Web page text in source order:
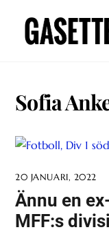
content
Sofia
20 JANUARI, 2022
Ännu en
MFF:s